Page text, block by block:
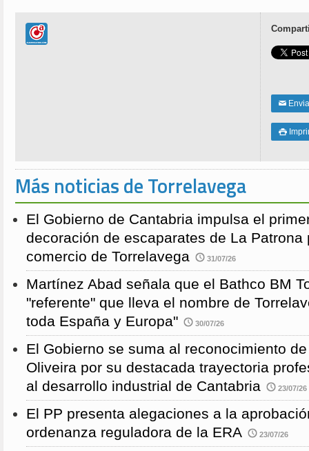
✉

Más noticias de Torrelavega
El Gobierno de Cantabria impulsa el
decoración de escaparates de La Patrona
comercio de Torrelavega
31/07/26
Martínez Abad señala que el Bathco BM
"referente" que lleva el nombre de
toda España y Europa"
30/07/26
El Gobierno se suma al reconocimiento
Oliveira por su destacada trayectoria
al desarrollo industrial de Cantabria
23/07/26
El PP presenta alegaciones a la
ordenanza reguladora de la ERA
23/07/26